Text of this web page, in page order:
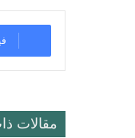
مقالات